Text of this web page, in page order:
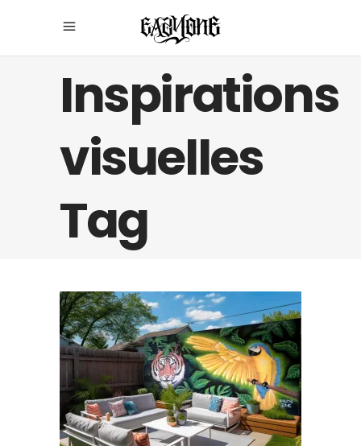
Inspirations
visuelles
Tag